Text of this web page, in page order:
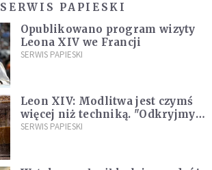
SERWIS PAPIESKI
Opublikowano program wizyty
Leona XIV we Francji
SERWIS PAPIESKI
Leon XIV: Modlitwa jest czymś
więcej niż techniką. "Odkryjmy
ją na nowo"
SERWIS PAPIESKI